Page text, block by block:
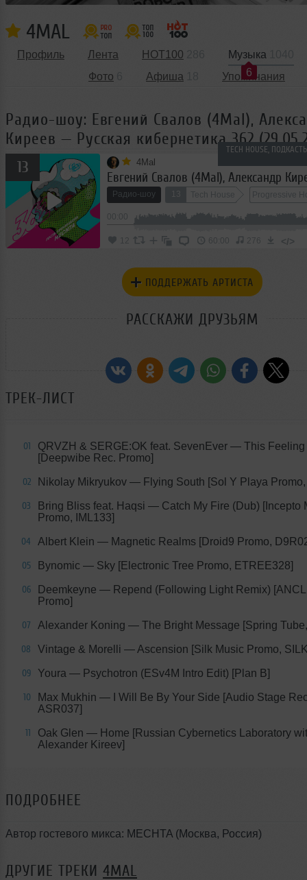
4MAL
Профиль Лента HOT100
Музыка
6
Фото
Афиша Упоминания
Радио-шоу: Евгений Свалов (4Mal),
Киреев — Русская кибернетика 362
TECH HOUSE,
13 4Mal
Радио-шоу 13 Tech House Progressive
12 60:00 276 </>
ПОДДЕРЖАТЬ АРТИСТА
РАССКАЖИ ДРУЗЬЯМ
ТРЕК-ЛИСТ
01
QRVZH & SERGE:OK feat. SevenEver — This Feeling
[Deepwibe Rec. Promo]
02 Nikolay Mikryukov — Flying South [Sol Y Playa
03
Bring Bliss feat. Haqsi — Catch My Fire (Dub) [Incepto
Promo, IML133]
04 Albert Klein — Magnetic Realms [Droid9 Promo,
05 Bynomic — Sky [Electronic Tree Promo, ETREE328]
06
Deemkeyne — Repend (Following Light Remix)
Promo]
07 Alexander Koning — The Bright Message [Spring
08 Vintage & Morelli — Ascension [Silk Music Promo,
09 Youra — Psychotron (ESv4M Intro Edit) [Plan B]
10
Max Mukhin — I Will Be By Your Side [Audio Stage
ASR037]
11
Oak Glen — Home [Russian Cybernetics Laboratory
Alexander Kireev]
ПОДРОБНЕЕ
Автор гостевого микса: MECHTA (Москва, Россия)
ДРУГИЕ ТРЕКИ 4MAL